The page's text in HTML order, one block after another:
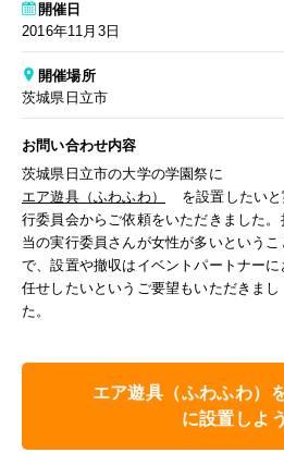
開催日
2016年11月3日
開催場所
茨城県日立市
お問い合わせ内容
茨城県日立市の大学の学園祭に
エア遊具（ふわふわ）
を設置したい
行委員会からご依頼をいただきました。
当の実行委員さんが女性が多いというこ
で、設置や撤収はイベントパートナーに
任せしたいというご要望もいただきまし
た。
エア遊具（ふわふわ）
に設置しよ